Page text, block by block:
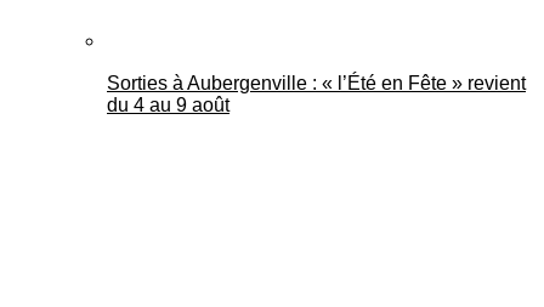
Sorties à Aubergenville : « l’Été en Fête » revient
du 4 au 9 août